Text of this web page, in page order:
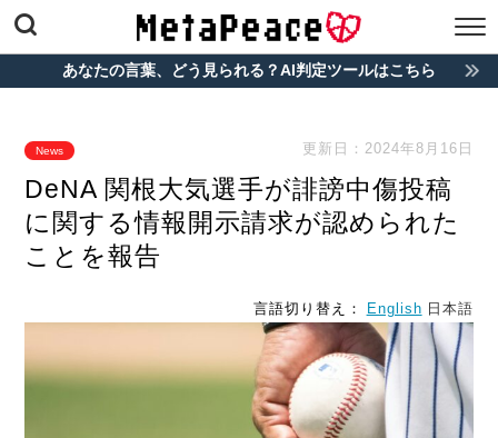
あなたの言葉、どう見られる？AI判定ツールはこちら
News 2024年8月16日
DeNA 関根大気選手が誹謗中傷投稿
に関する情報開示請求が認められた
ことを報告
言語切り替え： English 日本語